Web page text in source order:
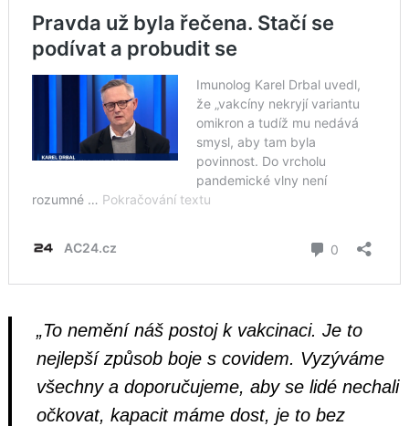
„To nemění náš postoj k vakcinaci. Je to
nejlepší způsob boje s covidem. Vyzýváme
všechny a doporučujeme, aby se lidé nechali
očkovat, kapacit máme dost, je to bez